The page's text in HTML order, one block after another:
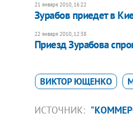
21 января 2010, 16:22
Зурабов приедет в
22 января 2010, 12:38
Приезд Зурабова
ВИКТОР ЮЩЕНКО
ИСТОЧНИК: